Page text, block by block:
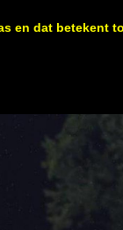
en dat betekent